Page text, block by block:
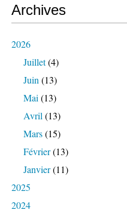
Archives
2026
Juillet(4)
Juin (13)
Mai (13)
Avril (13)
Mars(15)
Février(13)
Janvier(11)
2025
2024